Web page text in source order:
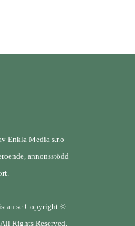
Enkla Media s.r.o
annonsstödd
Copyright ©
Rights Reserved.